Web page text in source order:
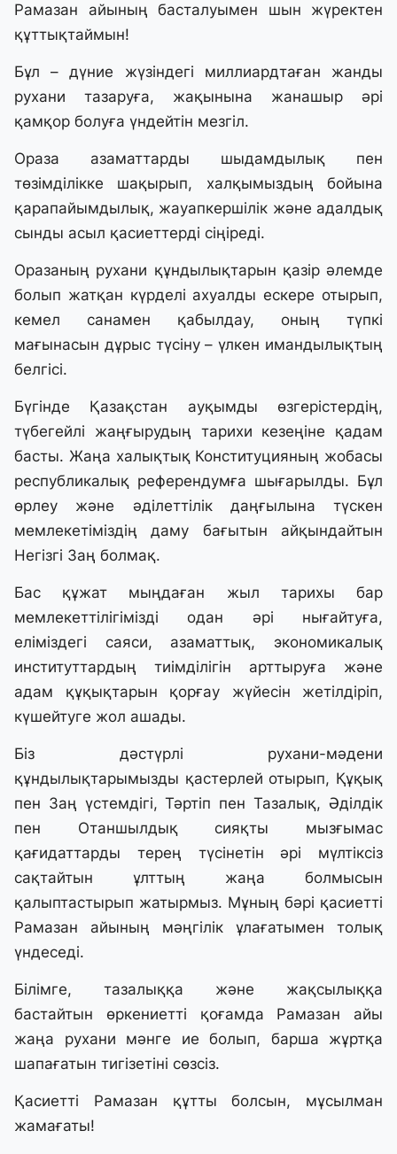
Рамазан айының басталуымен шын жүректен
құттықтаймын!
Бұл – дүние жүзіндегі миллиардтаған жанды
рухани тазаруға, жақынына жанашыр әрі
қамқор болуға үндейтін мезгіл.
Ораза азаматтарды шыдамдылық пен
төзімділікке шақырып, халқымыздың бойына
қарапайымдылық, жауапкершілік және адалдық
сынды асыл қасиеттерді сіңіреді.
Оразаның рухани құндылықтарын қазір әлемде
болып жатқан күрделі ахуалды ескере отырып,
кемел санамен қабылдау, оның түпкі
мағынасын дұрыс түсіну – үлкен имандылықтың
белгісі.
Бүгінде Қазақстан ауқымды өзгерістердің,
түбегейлі жаңғырудың тарихи кезеңіне қадам
басты. Жаңа халықтық Конституцияның жобасы
республикалық референдумға шығарылды. Бұл
өрлеу және әділеттілік даңғылына түскен
мемлекетіміздің даму бағытын айқындайтын
Негізгі Заң болмақ.
Бас құжат мыңдаған жыл тарихы бар
мемлекеттілігімізді одан әрі нығайтуға,
еліміздегі саяси, азаматтық, экономикалық
институттардың тиімділігін арттыруға және
адам құқықтарын қорғау жүйесін жетілдіріп,
күшейтуге жол ашады.
Біз дәстүрлі рухани-мәдени
құндылықтарымызды қастерлей отырып, Құқық
пен Заң үстемдігі, Тәртіп пен Тазалық, Әділдік
пен Отаншылдық сияқты мызғымас
қағидаттарды терең түсінетін әрі мүлтіксіз
сақтайтын ұлттың жаңа болмысын
қалыптастырып жатырмыз. Мұның бәрі қасиетті
Рамазан айының мәңгілік ұлағатымен толық
үндеседі.
Білімге, тазалыққа және жақсылыққа
бастайтын өркениетті қоғамда Рамазан айы
жаңа рухани мәнге ие болып, барша жұртқа
шапағатын тигізетіні сөзсіз.
Қасиетті Рамазан құтты болсын, мұсылман
жамағаты!